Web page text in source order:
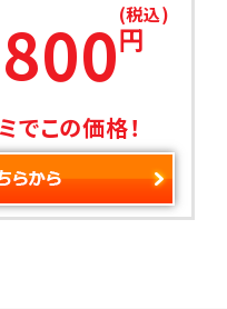
円
(税込)
この価格！